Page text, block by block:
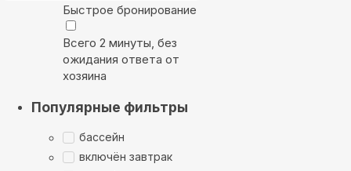
Быстрое бронирование
Всего 2 минуты, без
ожидания ответа от
хозяина
Популярные фильтры
бассейн
включён завтрак